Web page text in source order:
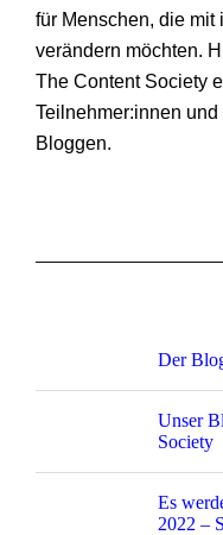
für Menschen, die mit
verändern möchten.
The Content Society
Teilnehmer:innen
Bloggen.
Der
Unser
Society
Es
2022 –